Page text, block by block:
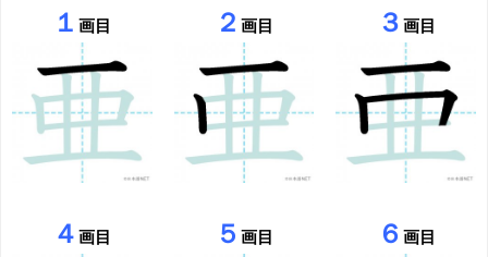
１画目 ２ 画目 ３ 画目
４画目 ５ 画目 ６ 画目